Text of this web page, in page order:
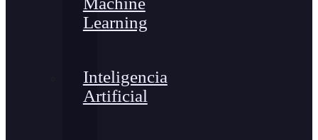
Learning
Inteligencia
Artificial